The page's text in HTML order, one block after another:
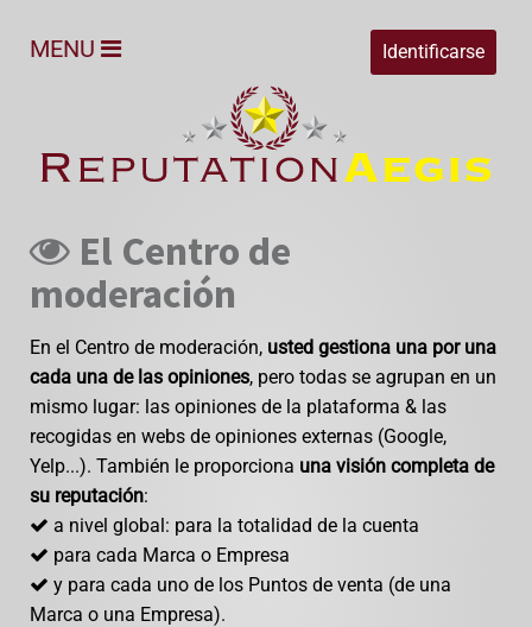
Identificarse
MENU
El Centro de
moderación
En el Centro de moderación, usted gestiona una por una
cada una de las opiniones, pero todas se agrupan en un
mismo lugar: las opiniones de la plataforma & las
recogidas en webs de opiniones externas (Google,
Yelp...). También le proporciona una visión completa de
su reputación:
a nivel global: para la totalidad de la cuenta
para cada Marca o Empresa
y para cada uno de los Puntos de venta (de una
Marca o una Empresa).